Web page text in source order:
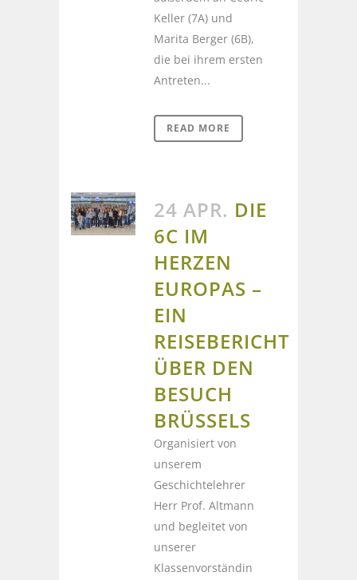
Keller (7A) und
Marita Berger (6B),
die bei ihrem ersten
Antreten...
READ MORE
24 APR. DIE
6C IM
HERZEN
EUROPAS –
EIN
REISEBERICHT
ÜBER DEN
BESUCH
BRÜSSELS
Organisiert von
unserem
Geschichtelehrer
Herr Prof. Altmann
und begleitet von
unserer
Klassenvorständin